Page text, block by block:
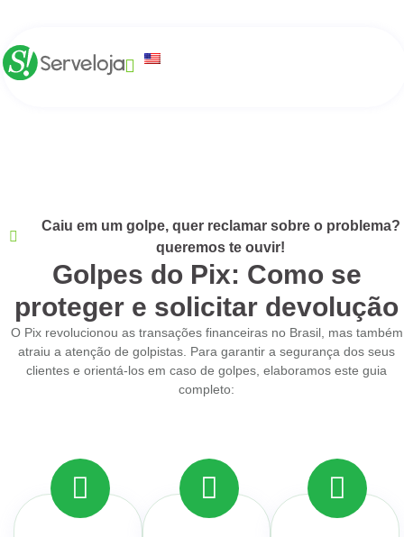
Caiu em um golpe, quer reclamar sobre o problema?
queremos te ouvir!
Golpes do Pix: Como se
proteger e solicitar devolução
O Pix revolucionou as transações financeiras no Brasil, mas também
atraiu a atenção de golpistas. Para garantir a segurança dos seus
clientes e orientá-los em caso de golpes, elaboramos este guia
completo: